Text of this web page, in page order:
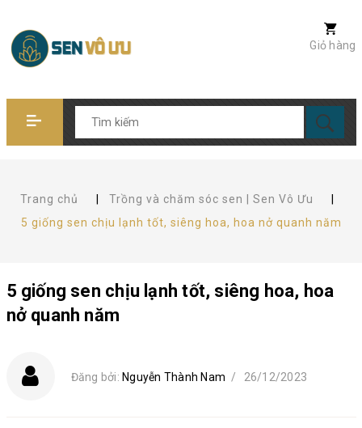
Giỏ hàng
Trang chủ Trồng và chăm sóc sen | Sen Vô Ưu
5 giống sen chịu lạnh tốt, siêng hoa, hoa nở quanh năm
5 giống sen chịu lạnh tốt, siêng hoa, hoa
nở quanh năm
Đăng bởi: Nguyễn Thành Nam / 26/12/2023